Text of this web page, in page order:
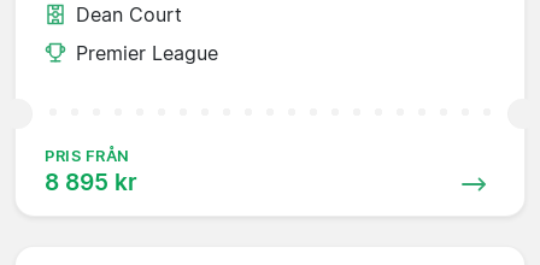
Dean Court
Premier League
PRIS FRÅN
8 895 kr